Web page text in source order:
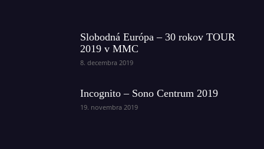
Slobodná Európa – 30 rokov TOUR
2019 v MMC
8. decembra 2019
Incognito – Sono Centrum 2019
19. novembra 2019